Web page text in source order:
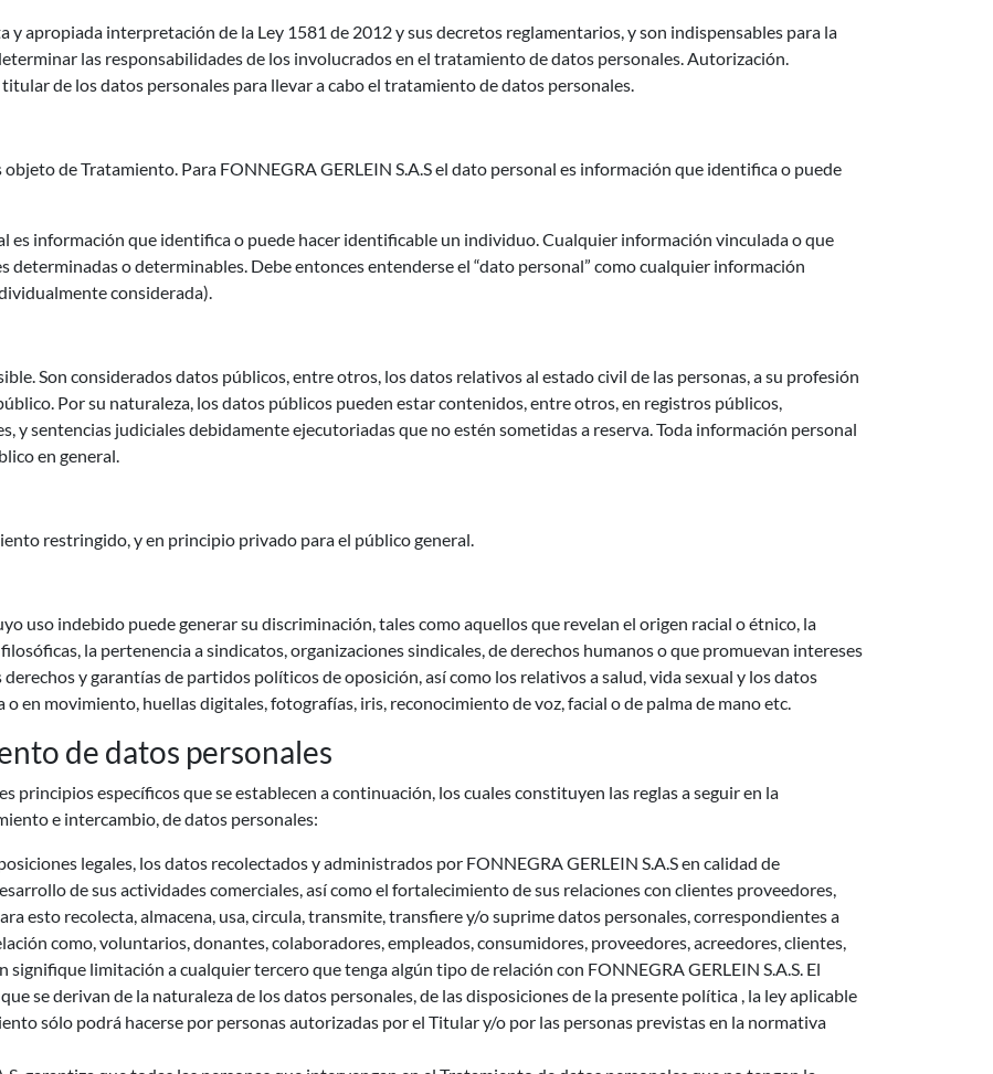
y apropiada interpretación de la Ley 1581 de 2012 y sus decretos reglamentarios, y son indispensables para la
las responsabilidades de los involucrados en el tratamiento de datos personales. Autorización.
de los datos personales para llevar a cabo el tratamiento de datos personales.
de Tratamiento. Para FONNEGRA GERLEIN S.A.S el dato personal es información que identifica o puede
es información que identifica o puede hacer identificable un individuo. Cualquier información vinculada o que
determinadas o determinables. Debe entonces entenderse el “dato personal” como cualquier información
considerada).
Son considerados datos públicos, entre otros, los datos relativos al estado civil de las personas, a su profesión
Por su naturaleza, los datos públicos pueden estar contenidos, entre otros, en registros públicos,
y sentencias judiciales debidamente ejecutoriadas que no estén sometidas a reserva. Toda información personal
en general.
restringido, y en principio privado para el público general.
uso indebido puede generar su discriminación, tales como aquellos que revelan el origen racial o étnico, la
la pertenencia a sindicatos, organizaciones sindicales, de derechos humanos o que promuevan intereses
y garantías de partidos políticos de oposición, así como los relativos a salud, vida sexual y los datos
en movimiento, huellas digitales, fotografías, iris, reconocimiento de voz, facial o de palma de mano etc.
de datos personales
principios específicos que se establecen a continuación, los cuales constituyen las reglas a seguir en la
e intercambio, de datos personales:
legales, los datos recolectados y administrados por FONNEGRA GERLEIN S.A.S en calidad de
de sus actividades comerciales, así como el fortalecimiento de sus relaciones con clientes proveedores,
esto recolecta, almacena, usa, circula, transmite, transfiere y/o suprime datos personales, correspondientes a
como, voluntarios, donantes, colaboradores, empleados, consumidores, proveedores, acreedores, clientes,
limitación a cualquier tercero que tenga algún tipo de relación con FONNEGRA GERLEIN S.A.S. El
se derivan de la naturaleza de los datos personales, de las disposiciones de la presente política , la ley aplicable
sólo podrá hacerse por personas autorizadas por el Titular y/o por las personas previstas en la normativa